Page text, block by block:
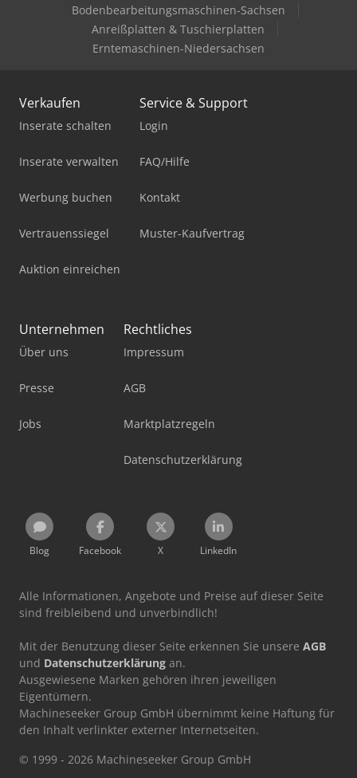
Bodenbearbeitungsmaschinen-Sachsen
Anreißplatten & Tuschierplatten
Erntemaschinen-Niedersachsen
Verkaufen
Inserate schalten
Inserate verwalten
Werbung buchen
Vertrauenssiegel
Auktion einreichen
Service & Support
Login
FAQ/Hilfe
Kontakt
Muster-Kaufvertrag
Unternehmen
Über uns
Presse
Jobs
Rechtliches
Impressum
AGB
Marktplatzregeln
Datenschutzerklärung
Blog Facebook X LinkedIn
Alle Informationen, Angebote und Preise auf dieser Seite
sind freibleibend und unverbindlich!
Mit der Benutzung dieser Seite erkennen Sie unsere AGB
und Datenschutzerklärung an.
Ausgewiesene Marken gehören ihren jeweiligen
Eigentümern.
Machineseeker Group GmbH übernimmt keine Haftung für
den Inhalt verlinkter externer Internetseiten.
© 1999 - 2026 Machineseeker Group GmbH